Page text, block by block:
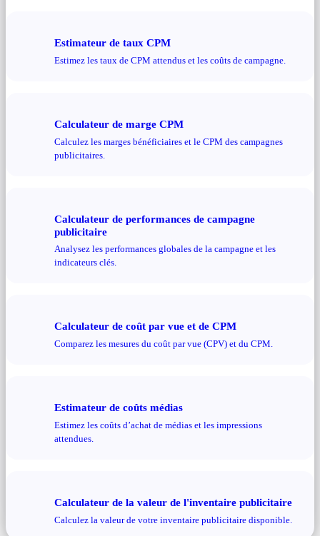
Estimateur de taux CPM
Estimez les taux de CPM attendus et les coûts de campagne.
Calculateur de marge CPM
Calculez les marges bénéficiaires et le CPM des campagnes
publicitaires.
Calculateur de performances de campagne
publicitaire
Analysez les performances globales de la campagne et les
indicateurs clés.
Calculateur de coût par vue et de CPM
Comparez les mesures du coût par vue (CPV) et du CPM.
Estimateur de coûts médias
Estimez les coûts d’achat de médias et les impressions
attendues.
Calculateur de la valeur de l'inventaire publicitaire
Calculez la valeur de votre inventaire publicitaire disponible.